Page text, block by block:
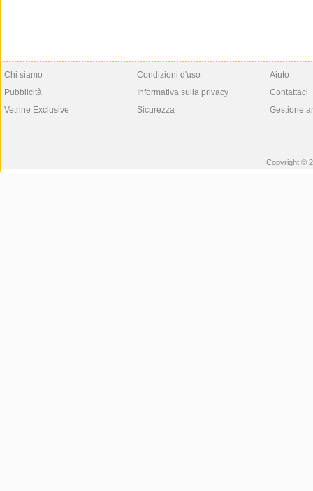
Chi siamo
Pubblicità
Vetrine Exclusive
Condizioni d'uso
Informativa sulla privacy
Sicurezza
Aiuto
Contattaci
Gestione
Copyright ©